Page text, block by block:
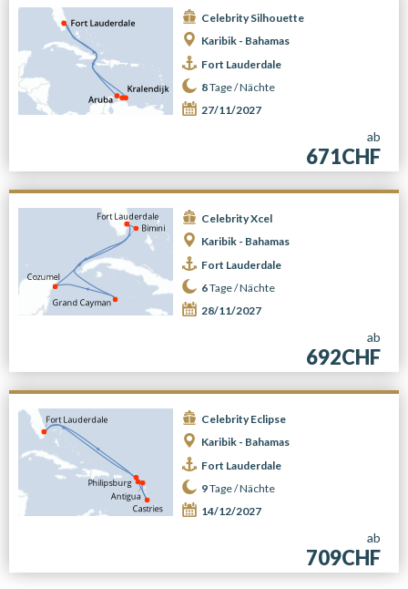
Celebrity Silhouette
Karibik - Bahamas
Fort Lauderdale
8Tage /Nächte
27/11/2027
ab
671CHF
Celebrity Xcel
Karibik - Bahamas
Fort Lauderdale
6Tage /Nächte
28/11/2027
ab
692CHF
Celebrity Eclipse
Karibik - Bahamas
Fort Lauderdale
9Tage /Nächte
14/12/2027
ab
709CHF